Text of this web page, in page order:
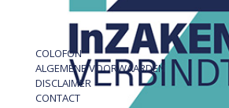
COLOFON
ALGEMENE VOORWAARDEN
DISCLAIMER
CONTACT